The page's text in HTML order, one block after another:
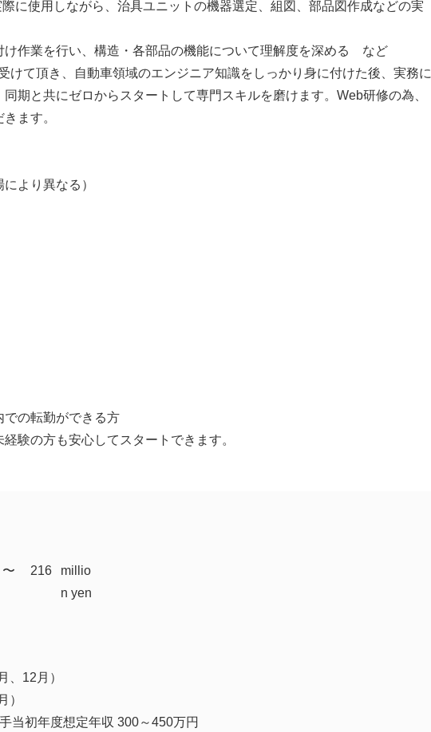
際に使用しながら、治具ユニットの機器選定、組図、部品図作成などの実
け作業を行い、構造・各部品の機能について理解度を深める など
けて頂き、自動車領域のエンジニア知識をしっかり身に付けた後、実務に
期と共にゼロからスタートして専門スキルを磨けます。Web研修の為、
ます。
より異なる）
での転勤ができる方
験の方も安心してスタートできます。
​〜 216
millio
n yen
、12月）
）
当初年度想定年収 300～450万円